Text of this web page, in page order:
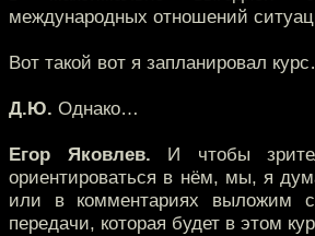
международных отношений
Вот такой вот я запланировал
Д.Ю. Однако…
Егор Яковлев. И чтобы
ориентироваться в нём, мы, я
или в комментариях выложим
передачи, которая будет в этом